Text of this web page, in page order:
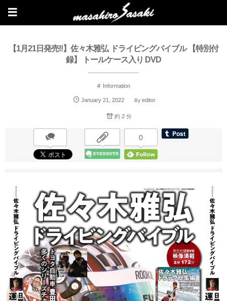
【1月21日発売!!】佐々木雅弘 ドライビングバイブル 【特別付
録】 トールケース入り DVD
Information
January 21 2022 By editor
約 2 分
0